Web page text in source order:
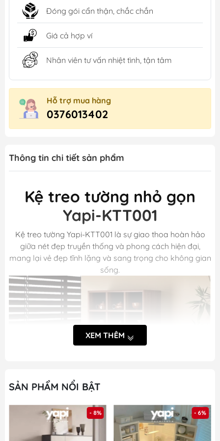
Đóng gói cẩn thận, chắc chắn
Giá cả hợp ví
Nhân viên tư vấn nhiệt tình, tận tâm
Hỗ trợ mua hàng
0376013402
Thông tin chi tiết sản phẩm
Kệ treo tường nhỏ gọn
Yapi-KTT001
Kệ treo tường Yapi-KTT001 là sự giao thoa hoàn hảo
giữa nét đẹp truyền thống và phong cách hiện đại,
mang lại vẻ đẹp tĩnh lặng và sang trọng cho không gian
sống.
XEM THÊM
SẢN PHẨM NỔI BẬT
- 8% - 6%